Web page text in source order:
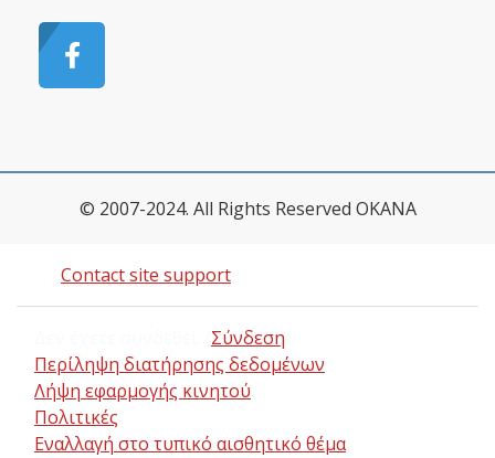
© 2007-2024. All Rights Reserved OKANA
Contact site support
Σύνδεση
Περίληψη διατήρησης δεδομένων
Λήψη εφαρμογής κινητού
Πολιτικές
Εναλλαγή στο τυπικό αισθητικό θέμα